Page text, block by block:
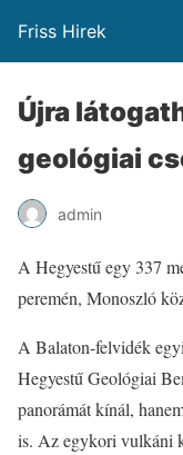
Friss Hirek
Újra
geológiai
admin
A Hegyestű egy 337
peremén, Monoszló
A Balaton-felvidék
Hegyestű Geológiai
panorámát kínál,
is. Az egykori vulkáni